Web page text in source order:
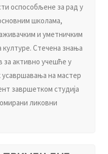
оспособљене за рад у
школама,
и уметничким
Стечена знања
за активно учешће у
на мастер
завршетком студија
ликовни